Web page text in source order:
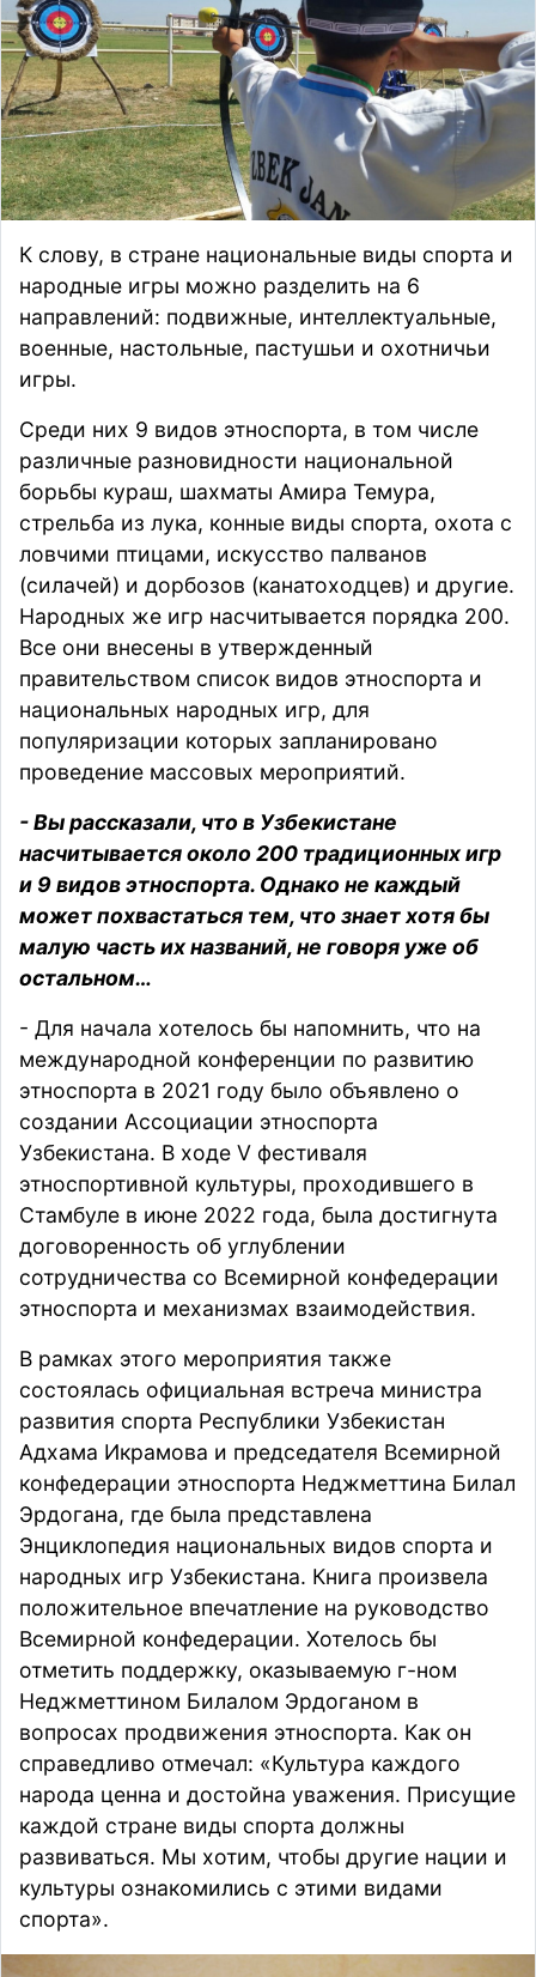
К слову, в стране национальные виды спорта и
народные игры можно разделить на 6
направлений: подвижные, интеллектуальные,
военные, настольные, пастушьи и охотничьи
игры.
Среди них 9 видов этноспорта, в том числе
различные разновидности национальной
борьбы кураш, шахматы Амира Темура,
стрельба из лука, конные виды спорта, охота с
ловчими птицами, искусство палванов
(силачей) и дорбозов (канатоходцев) и другие.
Народных же игр насчитывается порядка 200.
Все они внесены в утвержденный
правительством список видов этноспорта и
национальных народных игр, для
популяризации которых запланировано
проведение массовых мероприятий.
- Вы рассказали, что в Узбекистане
насчитывается около 200 традиционных игр
и 9 видов этноспорта. Однако не каждый
может похвастаться тем, что знает хотя бы
малую часть их названий, не говоря уже об
остальном…
- Для начала хотелось бы напомнить, что на
международной конференции по развитию
этноспорта в 2021 году было объявлено о
создании Ассоциации этноспорта
Узбекистана. В ходе V фестиваля
этноспортивной культуры, проходившего в
Стамбуле в июне 2022 года, была достигнута
договоренность об углублении
сотрудничества со Всемирной конфедерации
этноспорта и механизмах взаимодействия.
В рамках этого мероприятия также
состоялась официальная встреча министра
развития спорта Республики Узбекистан
Адхама Икрамова и председателя Всемирной
конфедерации этноспорта Неджметтина Билал
Эрдогана, где была представлена
Энциклопедия национальных видов спорта и
народных игр Узбекистана. Книга произвела
положительное впечатление на руководство
Всемирной конфедерации. Хотелось бы
отметить поддержку, оказываемую г-ном
Неджметтином Билалом Эрдоганом в
вопросах продвижения этноспорта. Как он
справедливо отмечал: «Культура каждого
народа ценна и достойна уважения. Присущие
каждой стране виды спорта должны
развиваться. Мы хотим, чтобы другие нации и
культуры ознакомились с этими видами
спорта».